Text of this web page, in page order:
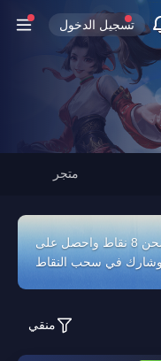
تسجيل الدخول
متجر
نسبة الفوز 100٪! قم بشحن 8 نقاط واحصل على
منقي